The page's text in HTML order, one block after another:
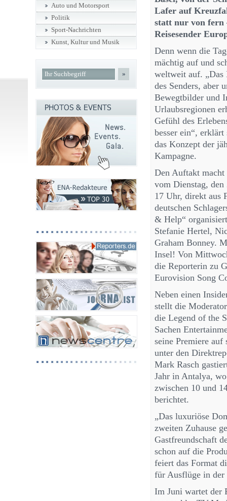
Lafer auf
statt nur von fern
Reisesender
Denn wenn die
mächtig auf und
weltweit auf. „Das
des Senders, aber
Bewegtbilder und
Urlaubsregionen
Gefühl des
besser ein“,
das Konzept der
Kampagne.
Den Auftakt
vom Dienstag,
17 Uhr, direkt aus
deutschen
& Help“
Stefanie Hertel,
Graham Bonney.
Insel! Von
die Reporterin zu
Eurovision Song
Neben einen
stellt die
die Legend of the
Sachen
seine Premiere
unter den
Mark Rasch
Jahr in Antalya,
zwischen 10 und
berichtet.
„Das luxuriöse
zweiten Zuhause
Gastfreundschaft
schon auf die
feiert das Format
für Ausflüge in der
Im Juni wartet der
Auto und Motorsport
Politik
Sport-Nachrichten
Kunst, Kultur und Musik
»